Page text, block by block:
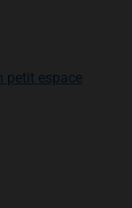
petit espace